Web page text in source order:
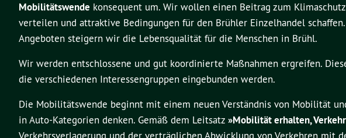
Mobilitätswende konsequent um. Wir wollen einen Beitrag zum
verteilen und attraktive Bedingungen für den Brühler Einzelhandel
Angeboten steigern wir die Lebensqualität für die Menschen in Brühl.
Wir werden entschlossene und gut koordinierte Maßnahmen ergreifen.
die verschiedenen Interessengruppen eingebunden werden.
Die Mobilitätswende beginnt mit einem neuen Verständnis von Mobilität
in Auto-Kategorien denken. Gemäß dem Leitsatz »Mobilität erhalten,